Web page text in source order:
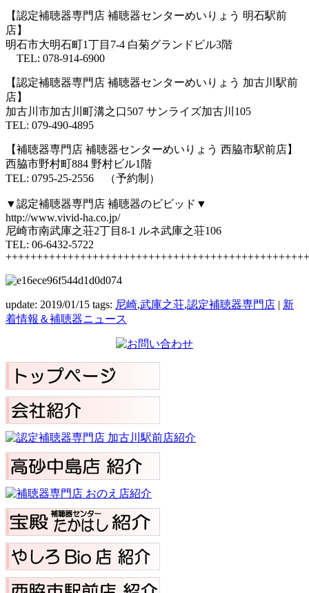
【認定補聴器専門店 補聴器センターめいりょう 明石駅前
店】
明石市大明石町1丁目7-4 白菊グランドビル3階
TEL: 078-914-6900
【認定補聴器専門店 補聴器センターめいりょう 加古川駅前
店】
加古川市加古川町溝之口507 サンライズ加古川105
TEL: 079-490-4895
【補聴器専門店 補聴器センターめいりょう 西脇市駅前店】
西脇市野村町884 野村ビル1階
TEL: 0795-25-2556 （予約制）
▼認定補聴器専門店 補聴器のビビッド▼
http://www.vivid-ha.co.jp/
尼崎市南武庫之荘2丁目8-1 ルネ武庫之荘106
TEL: 06-6432-5722
update: 2019/01/15 tags: 尼崎,武庫之荘,認定補聴器専門店 | 新
着情報＆補聴器ニュース